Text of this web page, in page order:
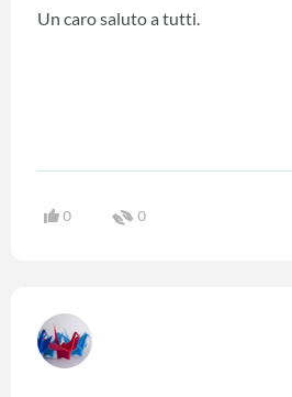
Un caro saluto a tutti.
0 0